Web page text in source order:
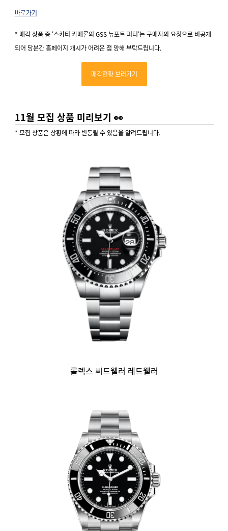
바로가기
* 매각 상품 중 '스카티 카메론의 GSS 뉴포트 퍼터'는 구매자의 요청으로 비공개
되어 당분간 홈페이지 개시가 어려운 점 양해 부탁드립니다.
매각현황 보러가기
11월 모집 상품 미리보기 👀
* 모집 상품은 상황에 따라 변동될 수 있음을 알려드립니다.
롤렉스 씨드웰러 레드웰러